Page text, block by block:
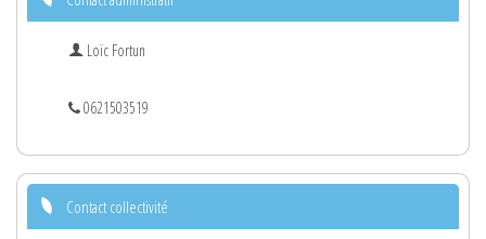
Loïc Fortun
0621503519
Contact collectivité